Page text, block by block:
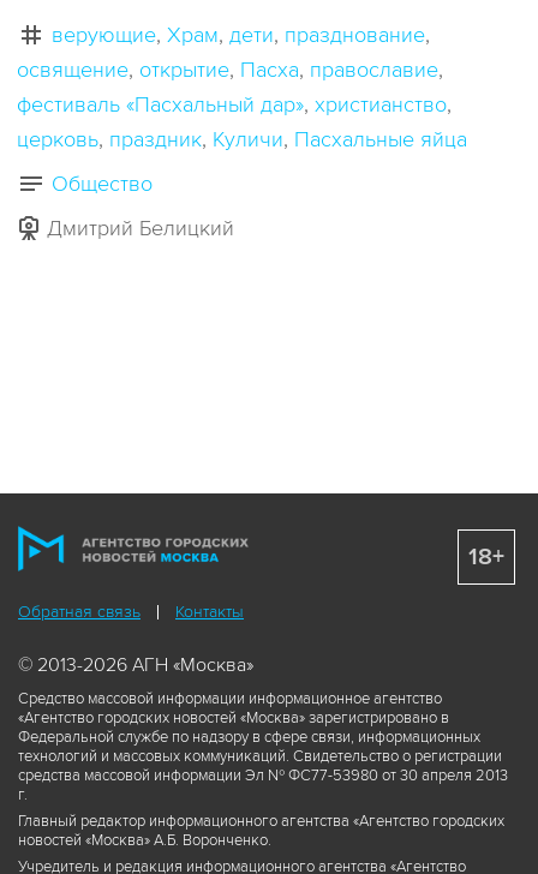
верующие Храм дети празднование
освящение открытие Пасха православие
фестиваль «Пасхальный дар» христианство
церковь праздник Куличи Пасхальные яйца
Общество
Дмитрий Белицкий
Обратная связь Контакты
© 2013-2026 АГН «Москва»
Средство массовой информации информационное агентство
«Агентство городских новостей «Москва» зарегистрировано в
Федеральной службе по надзору в сфере связи, информационных
технологий и массовых коммуникаций. Свидетельство о регистрации
средства массовой информации Эл № ФС77-53980 от 30 апреля 2013
г.
Главный редактор информационного агентства «Агентство городских
новостей «Москва» А.Б. Воронченко.
Учредитель и редакция информационного агентства «Агентство
18+